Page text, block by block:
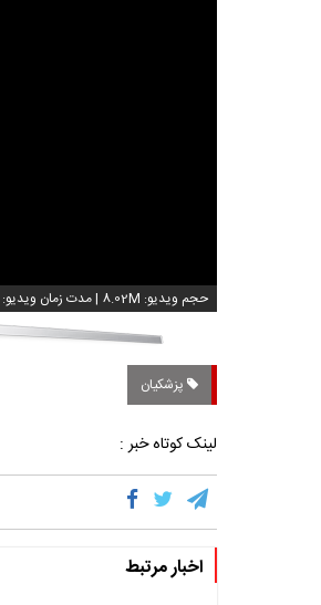
حجم ویدیو: 8.02M |مدت زمان ویدیو: 00:01:45
پزشکیان
لینک کوتاه خبر :
اخبار مرتبط